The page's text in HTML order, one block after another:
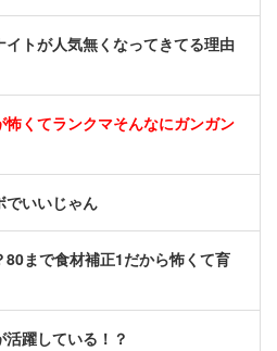
イトが人気無くなってきてる理由
怖くてランクマそんなにガンガン
でいいじゃん
80まで食材補正1だから怖くて育
活躍している！？